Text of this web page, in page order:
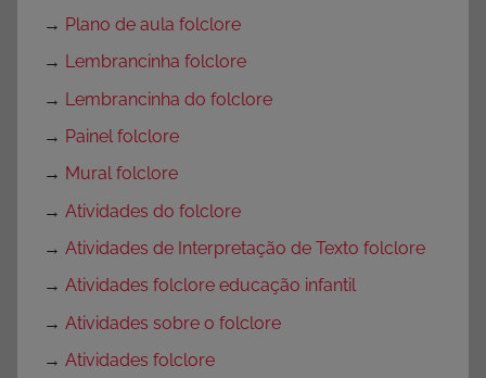
→ Plano de aula folclore
→ Lembrancinha folclore
→ Lembrancinha do folclore
→ Painel folclore
→ Mural folclore
→ Atividades do folclore
→ Atividades de Interpretação de Texto folclore
→ Atividades folclore educação infantil
→ Atividades sobre o folclore
→ Atividades folclore